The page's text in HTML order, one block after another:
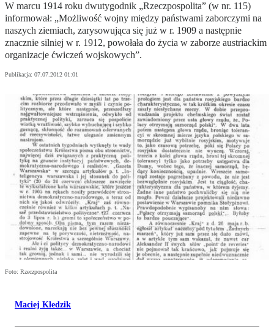
W marcu 1914 roku dwutygodnik „Rzeczpospolita” (w nr. 115)
informował: „Możliwość wojny między państwami zaborczymi na
naszych ziemiach, zarysowująca się już w r. 1909 a następnie
znacznie silniej w r. 1912, powołała do życia w zaborze austriackim
organizacje ćwiczeń wojskowych”.
Publikacja: 07.07.2012 01:01
Foto: Rzeczpospolita
Maciej Kledzik